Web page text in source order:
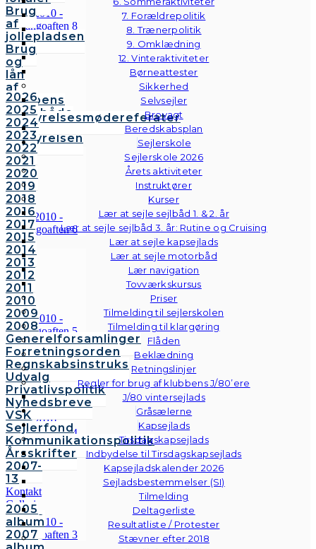
7. Forældrepolitik
8. Trænerpolitik
9. Omklædning
12. Vinteraktiviteter
Børneattester
Sikkerhed
Selvsejler
Brovagt
Beredskabsplan
Sejlerskole
Sejlerskole 2026
Årets aktiviteter
Instruktører
Kurser
Lær at sejle sejlbåd 1. & 2. år
Lær at sejle sejlbåd 3. år: Rutine og Cruising
Lær at sejle kapsejlads
Lær at sejle motorbåd
Lær navigation
Tovværkskursus
Priser
Tilmelding til sejlerskolen
Tilmelding til klargøring
Flåden
Beklædning
Retningslinjer
Regler for brug af klubbens J/80’ere
J/80 vintersejlads
Gråsælerne
Kapsejlads
Tirsdagskapsejlads
Indbydelse til Tirsdagskapsejlads
Kapsejladskalender 2026
Sejladsbestemmelser (SI)
Tilmelding
Deltagerliste
Resultatliste / Protester
Stævner efter 2018
Brug
af
jollepladsen
Brug
og
lån
af
klubbens
følgebåde
Vedtægter
Bestyrelsen
Bestyrelsesmødereferater
2026
2025
2024
2023
2022
2021
2020
2019
2018
2016
2017
2015
2014
2013
2012
2011
2010
2009
2008
Generelforsamlinger
Forretningsorden
Regnskabsinstruks
Udvalg
Privatlivspolitik
Nyhedsbreve
VSK
Sejlerfond
Kommunikationspolitik
Årsskrifter
2007-
13
Kontakt
Galleri
Andre
fotos
2005
album
2007